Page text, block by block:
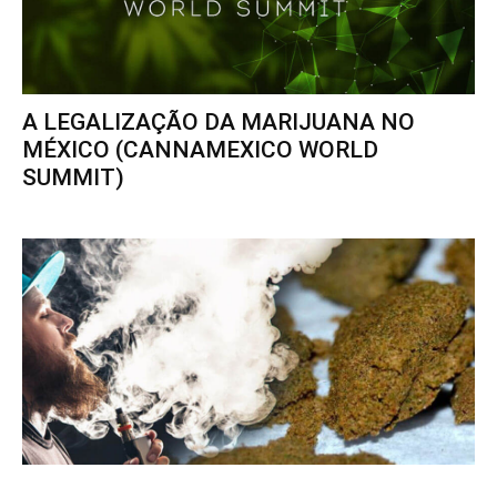
A LEGALIZAÇÃO DA MARIJUANA NO
MÉXICO (CANNAMEXICO WORLD
SUMMIT)